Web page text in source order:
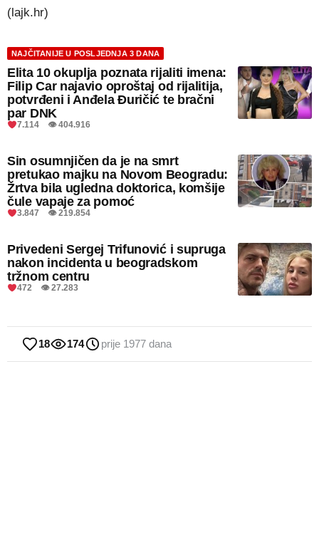
(lajk.hr)
NAJČITANIJE U POSLJEDNJA 3 DANA
Elita 10 okuplja poznata rijaliti imena:
Filip Car najavio oproštaj od rijalitija,
potvrđeni i Anđela Đuričić te bračni
par DNK
7.114 👁 404.916
Sin osumnjičen da je na smrt
pretukao majku na Novom Beogradu:
Žrtva bila ugledna doktorica, komšije
čule vapaje za pomoć
3.847 👁 219.854
Privedeni Sergej Trifunović i supruga
nakon incidenta u beogradskom
tržnom centru
472 👁 27.283
18 174 prije 1977 dana